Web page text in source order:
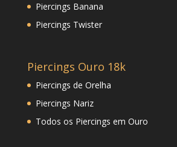
Piercings Banana
Piercings Twister
Piercings Ouro 18k
Piercings de Orelha
Piercings Nariz
Todos os Piercings em Ouro